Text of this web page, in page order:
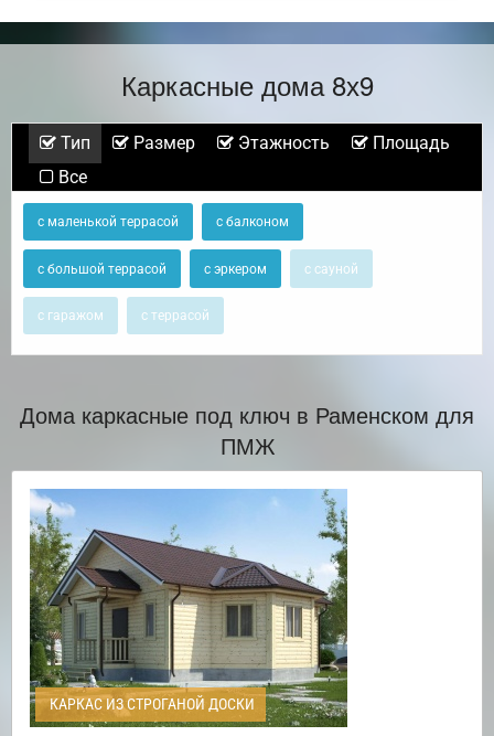
Каркасные дома 8х9
Тип Размер Этажность
Площадь
Все
с маленькой террасой с балконом
с большой террасой с эркером с сауной
с гаражом с террасой
Дома каркасные под ключ в Раменском для
ПМЖ
КАРКАС ИЗ СТРОГАНОЙ ДОСКИ